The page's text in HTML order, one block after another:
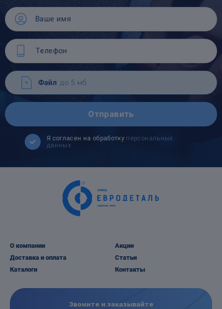
Файл до 5 мб
Отправить
Я согласен на обработку персональных
данных
О компании
Доставка и оплата
Каталоги
Акции
Статьи
Контакты
Звоните и заказывайте